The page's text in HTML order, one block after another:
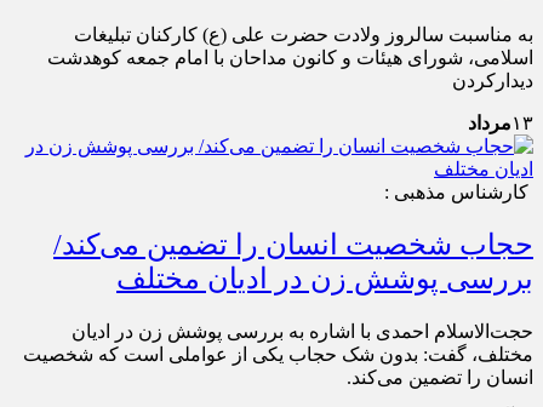
به مناسبت سالروز ولادت حضرت علی (ع) کارکنان تبلیغات
اسلامی، شورای هیئات و کانون مداحان با امام جمعه کوهدشت
دیدارکردن
۱۳مرداد
کارشناس مذهبی :
حجاب شخصیت انسان را تضمین می‌کند/
بررسی پوشش زن در ادیان مختلف
حجت‌الاسلام احمدی با اشاره به بررسی پوشش زن در ادیان
مختلف، گفت: بدون شک حجاب یکی از عواملی است که شخصیت
انسان را تضمین می‌کند.